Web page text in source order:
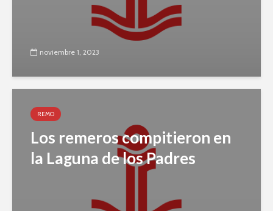
noviembre 1, 2023
REMO
Los remeros compitieron en
la Laguna de los Padres